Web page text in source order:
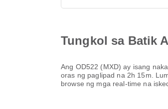
Tungkol sa Batik
Ang OD522 (MXD) ay isang
oras ng paglipad na 2h 15m .
browse ng mga real-time na